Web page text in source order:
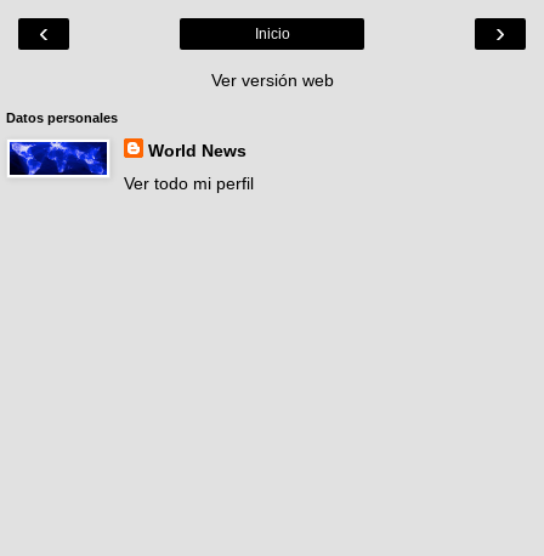
‹ ›
Inicio
Ver versión web
Datos personales
World News
Ver todo mi perfil